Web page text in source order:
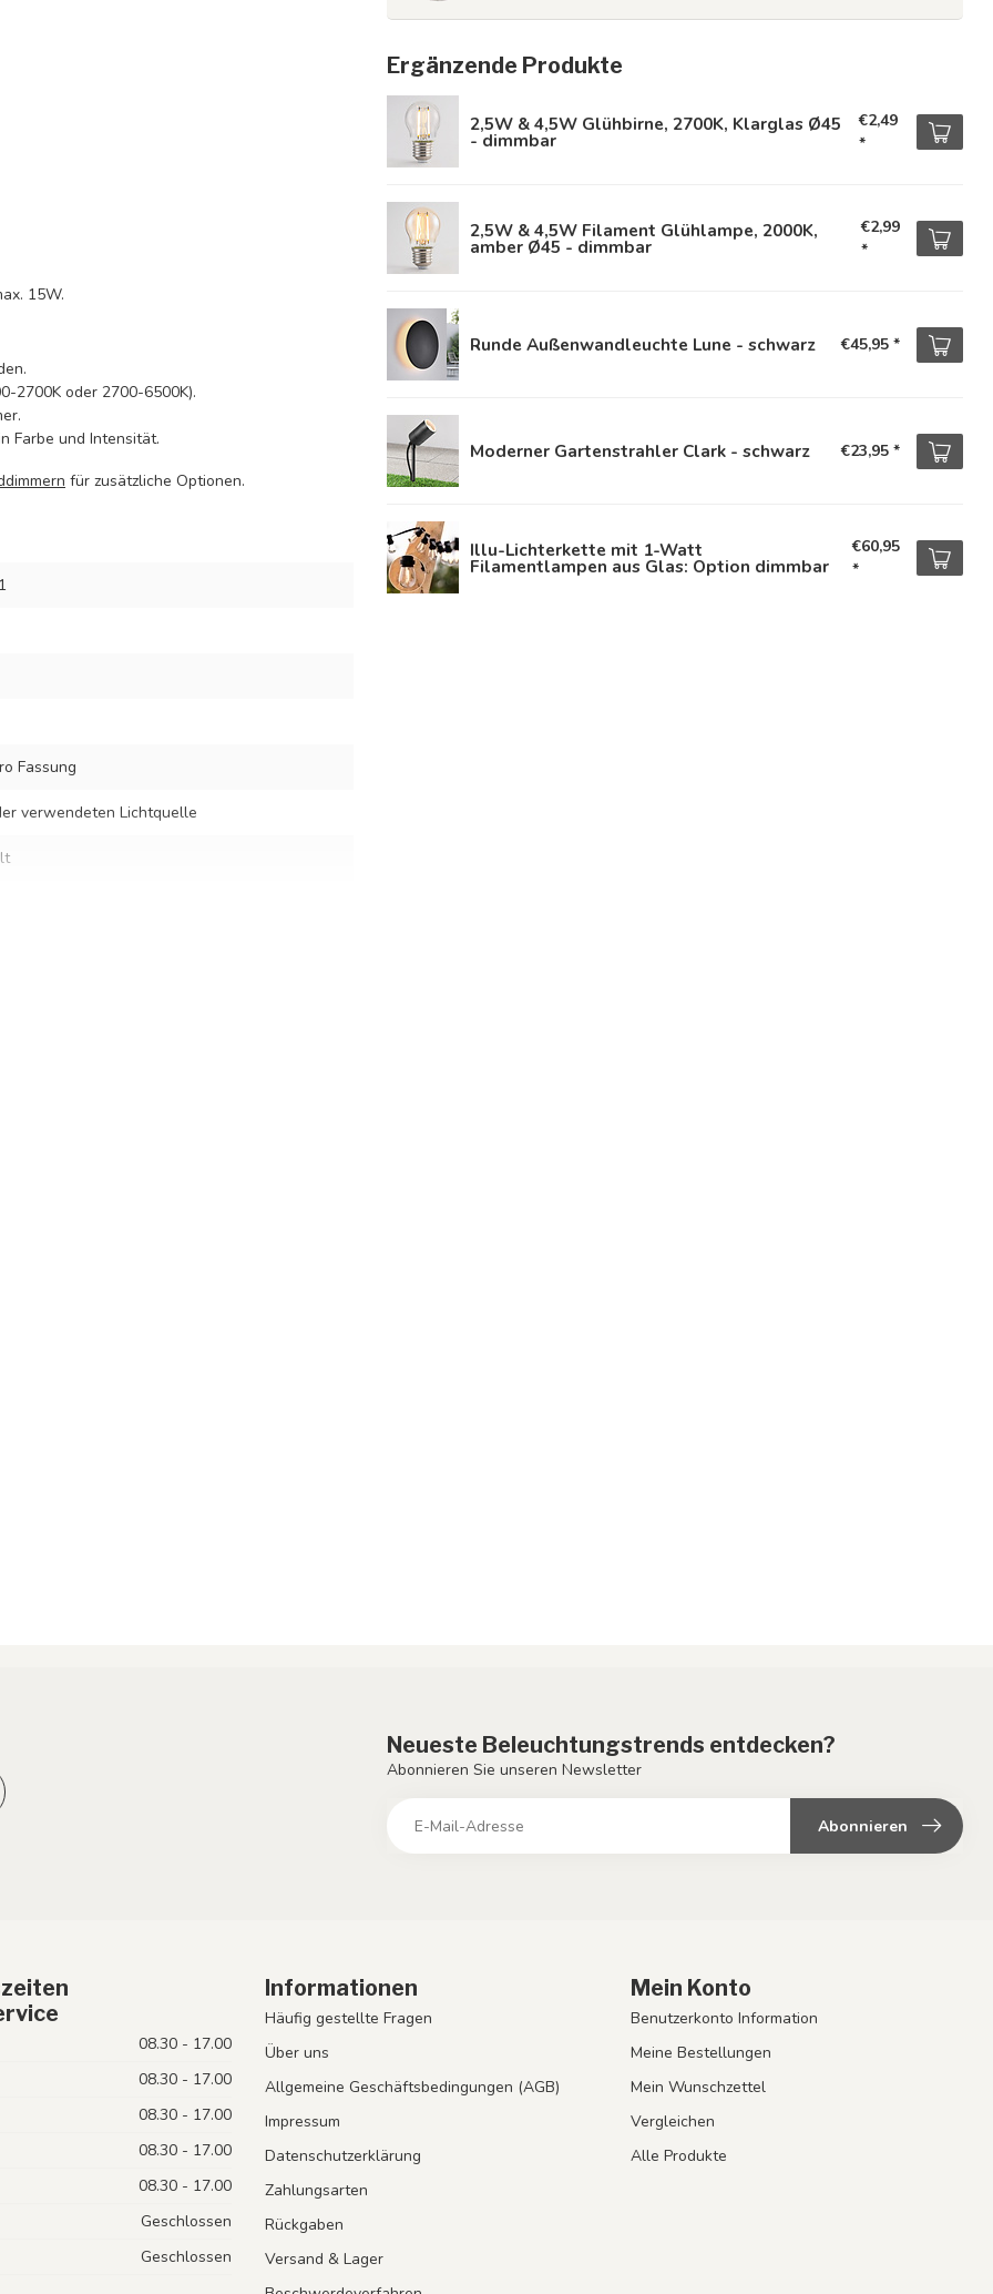
15W.
2700K oder 2700-6500K).
Farbe und Intensität.
für zusätzliche Optionen.
Fassung
verwendeten Lichtquelle
Ergänzende Produkte
2,5W & 4,5W Glühbirne, 2700K, Klarglas Ø45
- dimmbar
€2,49
*
2,5W & 4,5W Filament Glühlampe, 2000K,
amber Ø45 - dimmbar
€2,99
*
Runde Außenwandleuchte Lune - schwarz €45,95 *
Moderner Gartenstrahler Clark - schwarz €23,95 *
Illu-Lichterkette mit 1-Watt
Filamentlampen aus Glas: Option dimmbar
€60,95
*
Neueste Beleuchtungstrends entdecken?
Abonnieren Sie unseren Newsletter
Abonnieren
08.30 - 17.00
08.30 - 17.00
08.30 - 17.00
08.30 - 17.00
08.30 - 17.00
Geschlossen
Geschlossen
Informationen
Häufig gestellte Fragen
Über uns
Allgemeine Geschäftsbedingungen (AGB)
Impressum
Datenschutzerklärung
Zahlungsarten
Rückgaben
Versand & Lager
Mein Konto
Benutzerkonto Information
Meine Bestellungen
Mein Wunschzettel
Vergleichen
Alle Produkte